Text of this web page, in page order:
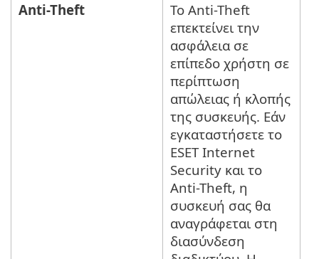
Anti-Theft
Το Anti-Theft
επεκτείνει την
ασφάλεια σε
επίπεδο χρήστη σε
περίπτωση
απώλειας ή κλοπής
της συσκευής. Εάν
εγκαταστήσετε το
ESET Internet
Security και το
Anti-Theft, η
συσκευή σας θα
αναγράφεται στη
διασύνδεση